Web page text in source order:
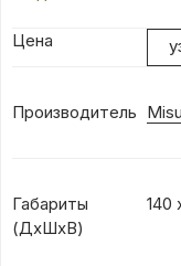
Цена
Производитель
Габариты
(ДхШхВ)
140